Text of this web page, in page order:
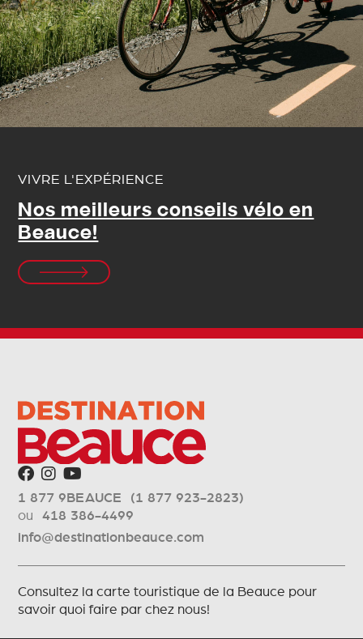
VIVRE L'EXPÉRIENCE
Nos meilleurs conseils vélo en
Beauce!
1 877 9BEAUCE (1 877 923-2823)
ou418 386-4499
info@destinationbeauce.com
Consultez la carte touristique de la Beauce pour
savoir quoi faire par chez nous!